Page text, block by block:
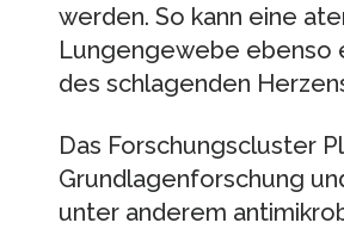
werden. So kann eine
Lungengewebe ebenso
des schlagenden
Das Forschungscluster
Grundlagenforschung
unter anderem